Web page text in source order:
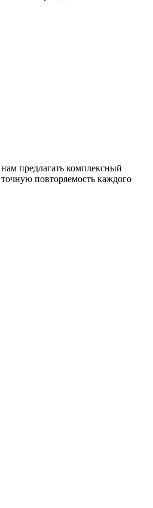
предлагать комплексный
повторяемость каждого